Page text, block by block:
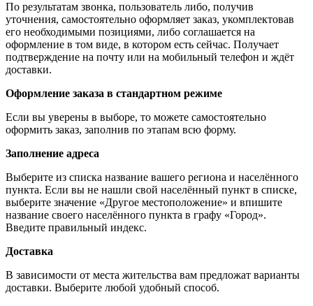
По результатам звонка, пользователь либо, получив
уточнения, самостоятельно оформляет заказ, укомплектовав
его необходимыми позициями, либо соглашается на
оформление в том виде, в котором есть сейчас. Получает
подтверждение на почту или на мобильный телефон и ждёт
доставки.
Оформление заказа в стандартном режиме
Если вы уверены в выборе, то можете самостоятельно
оформить заказ, заполнив по этапам всю форму.
Заполнение адреса
Выберите из списка название вашего региона и населённого
пункта. Если вы не нашли свой населённый пункт в списке,
выберите значение «Другое местоположение» и впишите
название своего населённого пункта в графу «Город».
Введите правильный индекс.
Доставка
В зависимости от места жительства вам предложат варианты
доставки. Выберите любой удобный способ.